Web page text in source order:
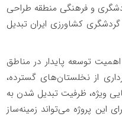
و فرهنگی منطقه طراحی
کشاورزی ایران تبدیل
اهمیت توسعه پایدار در مناطق
از نخلستان‌های گسترده،
ویژه، ظرفیت تبدیل شدن به
این پروژه می‌تواند زمینه‌ساز